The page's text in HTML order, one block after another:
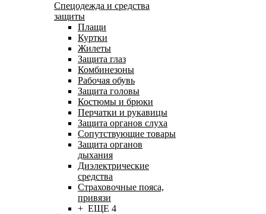
Спецодежда и средства
защиты
Плащи
Куртки
Жилеты
Защита глаз
Комбинезоны
Рабочая обувь
Защита головы
Костюмы и брюки
Перчатки и рукавицы
Защита органов слуха
Сопутствующие товары
Защита органов
дыхания
Диэлектрические
средства
Страховочные пояса,
привязи
+ ЕЩЕ 4